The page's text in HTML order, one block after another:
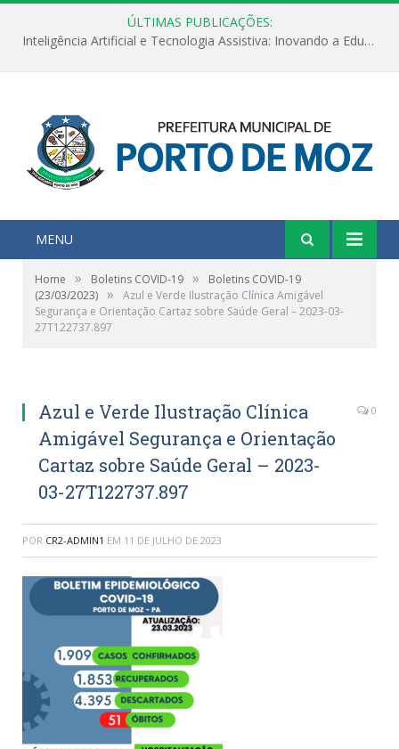
ÚLTIMAS PUBLICAÇÕES:
Inteligência Artificial e Tecnologia Assistiva: Inovando a Educação Especial e Inclusiva
MENU
Home » Boletins COVID-19 »
Boletins COVID-19
(23/03/2023) »
Azul e Verde Ilustração Clínica Amigável
Segurança e Orientação Cartaz sobre Saúde Geral – 2023-03-
27T122737.897
Azul e Verde Ilustração Clínica
Amigável Segurança e Orientação
Cartaz sobre Saúde Geral – 2023-
03-27T122737.897
0
POR CR2-ADMIN1 EM 11 DE JULHO DE 2023